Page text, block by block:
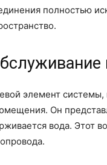
полностью
элемент
Он
вода. Этот